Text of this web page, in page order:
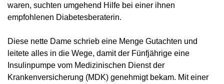
waren, suchten umgehend Hilfe bei einer ihnen
empfohlenen Diabetesberaterin.
Diese nette Dame schrieb eine Menge Gutachten und
leitete alles in die Wege, damit der Fünfjährige eine
Insulinpumpe vom Medizinischen Dienst der
Krankenversicherung (MDK) genehmigt bekam. Mit einer